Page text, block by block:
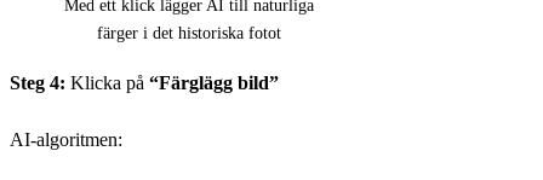
Med ett klick lägger AI till naturliga
färger i det historiska fotot
Steg 4: Klicka på “Färglägg bild”
AI-algoritmen: